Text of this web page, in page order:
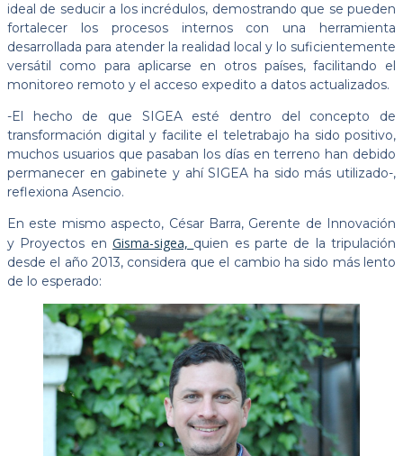
ideal de seducir a los incrédulos, demostrando que se pueden
fortalecer los procesos internos con una herramienta
desarrollada para atender la realidad local y lo suficientemente
versátil como para aplicarse en otros países, facilitando el
monitoreo remoto y el acceso expedito a datos actualizados.
-El hecho de que SIGEA esté dentro del concepto de
transformación digital y facilite el teletrabajo ha sido positivo,
muchos usuarios que pasaban los días en terreno han debido
permanecer en gabinete y ahí SIGEA ha sido más utilizado-,
reflexiona Asencio.
En este mismo aspecto, César Barra, Gerente de Innovación
y Proyectos en Gisma-sigea, quien es parte de la tripulación
desde el año 2013, considera que el cambio ha sido más lento
de lo esperado: